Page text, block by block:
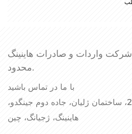
شرکت واردات و صادرات هاینینگ AEM، با مسئولیت
محدود.
با ما در تماس باشید
اتاق 407-408، ساختمان 2، ساختمان ژلیان، جاده دوم جینگدو،
هاینینگ، ژجیانگ، چین